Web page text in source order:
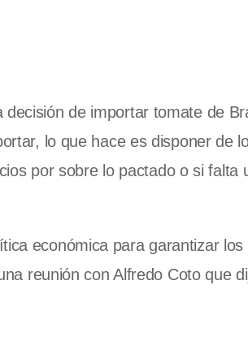
de importar tomate de
lo que hace es disponer de
por sobre lo pactado o si falta
económica para garantizar los
reunión con Alfredo Coto que